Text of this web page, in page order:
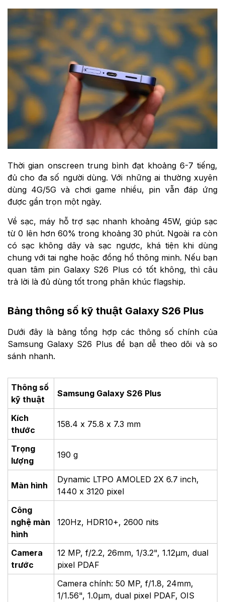
Thời gian onscreen trung bình đạt khoảng 6-7 tiếng,
đủ cho đa số người dùng. Với những ai thường xuyên
dùng 4G/5G và chơi game nhiều, pin vẫn đáp ứng
được gần trọn một ngày.
Về sạc, máy hỗ trợ sạc nhanh khoảng 45W, giúp sạc
từ 0 lên hơn 60% trong khoảng 30 phút. Ngoài ra còn
có sạc không dây và sạc ngược, khá tiện khi dùng
chung với tai nghe hoặc đồng hồ thông minh. Nếu bạn
quan tâm pin Galaxy S26 Plus có tốt không, thì câu
trả lời là đủ dùng tốt trong phân khúc flagship.
Bảng thông số kỹ thuật Galaxy S26 Plus
Dưới đây là bảng tổng hợp các thông số chính của
Samsung Galaxy S26 Plus để bạn dễ theo dõi và so
sánh nhanh.
Thông số
kỹ thuật
Samsung Galaxy S26 Plus
Kích
thước
158.4 x 75.8 x 7.3 mm
Trọng
lượng
190 g
Màn hình
Dynamic LTPO AMOLED 2X 6.7 inch,
1440 x 3120 pixel
Công
nghệ màn
hình
120Hz, HDR10+, 2600 nits
Camera
trước
12 MP, f/2.2, 26mm, 1/3.2", 1.12µm, dual
pixel PDAF
Camera chính: 50 MP, f/1.8, 24mm,
1/1.56", 1.0µm, dual pixel PDAF, OIS